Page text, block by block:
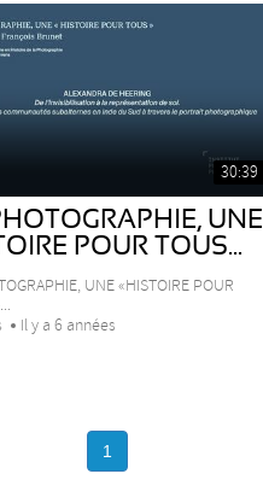
30:39
UNE
POUR TOUS...
UNE «HISTOIRE POUR
Il y a 6 années
1